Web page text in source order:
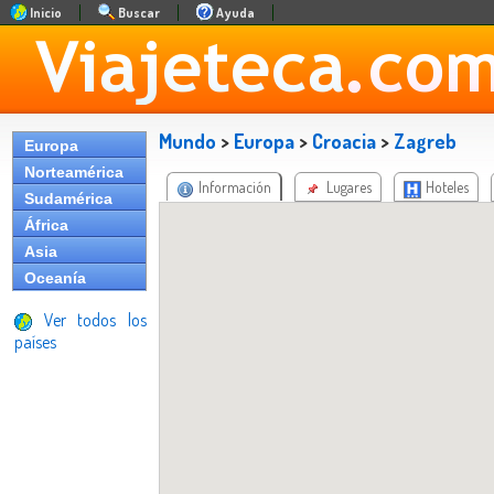
Inicio Buscar Ayuda
Europa
Norteamérica
Sudamérica
África
Asia
Oceanía
Ver todos los
países
Mundo > Europa > Croacia > Zagreb
Información Lugares Hoteles